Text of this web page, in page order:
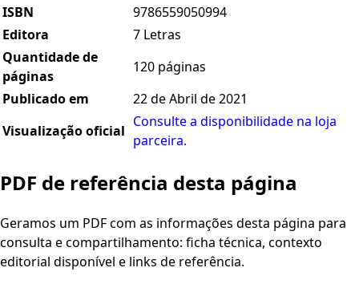
ISBN
9786559050994
Editora
7 Letras
Quantidade de
páginas
120 páginas
Publicado em
22 de Abril de 2021
Visualização oficial
Consulte a disponibilidade na loja
parceira.
PDF de referência desta página
Geramos um PDF com as informações desta página para
consulta e compartilhamento: ficha técnica, contexto
editorial disponível e links de referência.